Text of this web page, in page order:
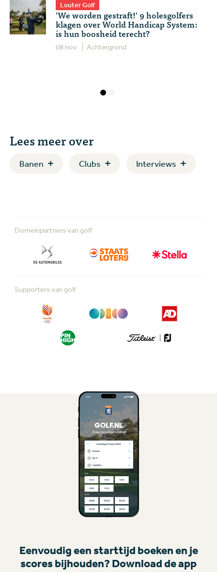
Louter Golf
'We worden gestraft!' 9 holesgolfers
klagen over World Handicap System:
is hun boosheid terecht?
08 nov Achtergrond
Lees meer over
Banen Clubs Interviews
Domeinpartners van golf
Supporters van golf
Eenvoudig een starttijd boeken en je
scores bijhouden? Download de app